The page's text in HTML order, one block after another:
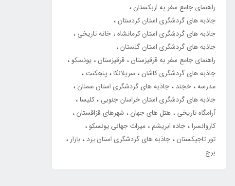
راهنمای جامع سفر به ازبکستان
جاذبه های گردشگری استان کردستان
جاذبه های گردشگری استان کرمانشاه خانه تاریخی
جاذبه های گردشگری استان گلستان
راهنمای جامع سفر به قرقیزستان قرقیزستان یونسکو
جاذبه های گردشگری کاشان سریلانکا پنجکنت
مدرسه خجند جاذبه های گردشگری استان سمنان
جاذبه های گردشگری استان خراسان جنوبی کلیسا
آرامگاه تاریخی هتل های جهان شهرهای قزاقستان
کاروانسرا جاده ابریشم میراث جهانی یونسکو
تور تاجیکستان جاذبه های گردشگری استان یزد بازار
برج